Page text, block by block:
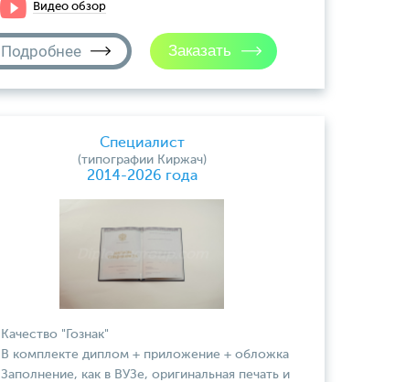
Видео обзор
Подробнее
Специалист
(типографии Киржач)
2014-2026 года
Качество "Гознак"
В комплекте диплом + приложение + обложка
Заполнение, как в ВУЗе, оригинальная печать и